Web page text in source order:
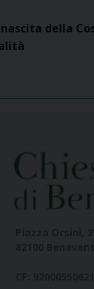
nascita della